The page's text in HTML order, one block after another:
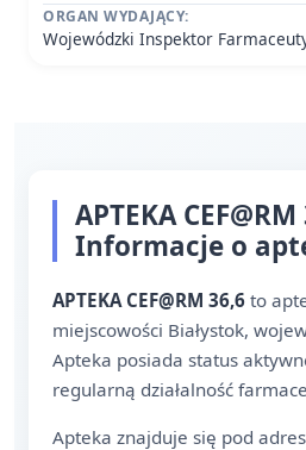
ORGAN WYDAJĄCY:
Wojewódzki Inspektor
APTEKA
Informacje o
APTEKA CEF@RM 36,6 to
miejscowości Białystok,
Apteka posiada status
regularną działalność
Apteka znajduje się pod